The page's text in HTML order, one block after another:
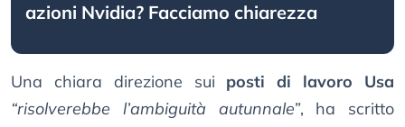
azioni Nvidia? Facciamo chiarezza
Una chiara direzione sui posti di lavoro Usa
“risolverebbe l’ambiguità autunnale”, ha scritto